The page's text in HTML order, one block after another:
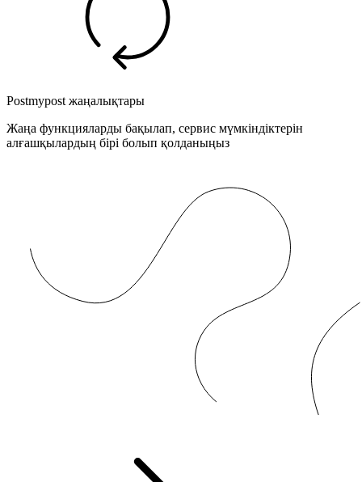
Postmypost жаңалықтары
Жаңа функцияларды бақылап, сервис мүмкіндіктерін
алғашқылардың бірі болып қолданыңыз